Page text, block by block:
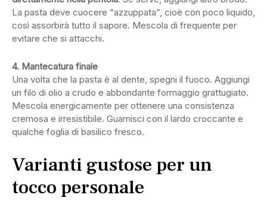
La pasta deve cuocere “azzuppata”, cioè con poco liquido,
così assorbirà tutto il sapore. Mescola di frequente per
evitare che si attacchi.
4. Mantecatura finale
Una volta che la pasta è al dente, spegni il fuoco. Aggiungi
un filo di olio a crudo e abbondante formaggio grattugiato.
Mescola energicamente per ottenere una consistenza
cremosa e irresistibile. Guarnisci con il lardo croccante e
qualche foglia di basilico fresco.
Varianti gustose per un
tocco personale